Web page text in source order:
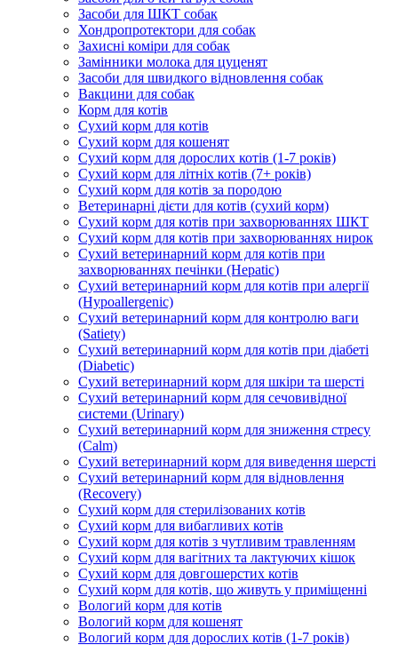
Засоби для ШКТ собак
Хондропротектори для собак
Захисні коміри для собак
Замінники молока для цуценят
Засоби для швидкого відновлення собак
Вакцини для собак
Корм для котів
Сухий корм для котів
Сухий корм для кошенят
Сухий корм для дорослих котів (1-7 років)
Сухий корм для літніх котів (7+ років)
Сухий корм для котів за породою
Ветеринарні дієти для котів (сухий корм)
Сухий корм для котів при захворюваннях ШКТ
Сухий корм для котів при захворюваннях нирок
Сухий ветеринарний корм для котів при
захворюваннях печінки (Hepatic)
Сухий ветеринарний корм для котів при алергії
(Hypoallergenic)
Сухий ветеринарний корм для контролю ваги
(Satiety)
Сухий ветеринарний корм для котів при діабеті
(Diabetic)
Сухий ветеринарний корм для шкіри та шерсті
Сухий ветеринарний корм для сечовивідної
системи (Urinary)
Сухий ветеринарний корм для зниження стресу
(Calm)
Сухий ветеринарний корм для виведення шерсті
Сухий ветеринарний корм для відновлення
(Recovery)
Сухий корм для стерилізованих котів
Сухий корм для вибагливих котів
Сухий корм для котів з чутливим травленням
Сухий корм для вагітних та лактуючих кішок
Сухий корм для довгошерстих котів
Сухий корм для котів, що живуть у приміщенні
Вологий корм для котів
Вологий корм для кошенят
Вологий корм для дорослих котів (1-7 років)